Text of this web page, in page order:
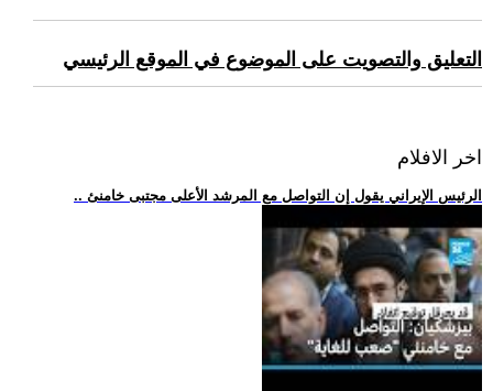
التعليق والتصويت على الموضوع في الموقع الرئيسي
اخر الافلام
.. الرئيس الإيراني يقول إن التواصل مع المرشد الأعلى مجتبى خامنئ